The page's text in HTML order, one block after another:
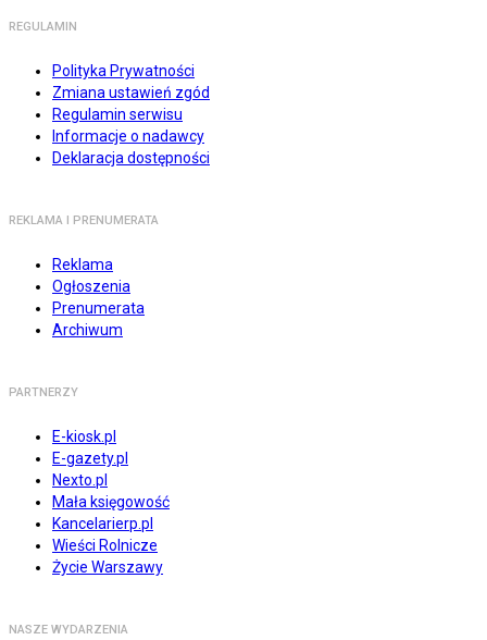
REGULAMIN
Polityka Prywatności
Zmiana ustawień zgód
Regulamin serwisu
Informacje o nadawcy
Deklaracja dostępności
REKLAMA I PRENUMERATA
Reklama
Ogłoszenia
Prenumerata
Archiwum
PARTNERZY
E-kiosk.pl
E-gazety.pl
Nexto.pl
Mała księgowość
Kancelarierp.pl
Wieści Rolnicze
Życie Warszawy
NASZE WYDARZENIA